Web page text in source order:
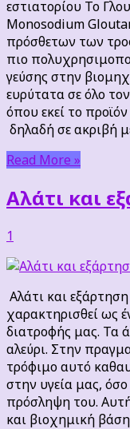
εστιατορίου Το
Monosodium
πρόσθετων των
πιο
γεύσης στην
ευρύτατα σε όλο
όπου εκεί το
δηλαδή σε ακριβή
Read More »
Αλάτι και
1
Αλάτι και
χαρακτηρισθεί ως
διατροφής μας. Τα
αλεύρι. Στην
τρόφιμο αυτό
στην υγεία μας,
πρόσληψη του.
και βιοχημική